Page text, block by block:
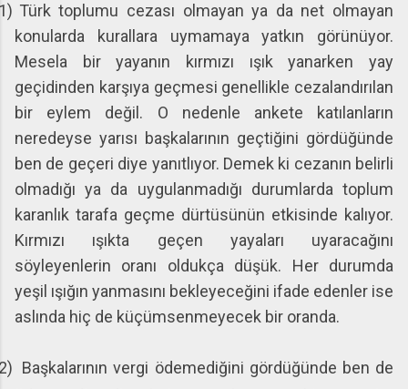
Türk toplumu cezası olmayan ya da net olmayan
konularda kurallara uymamaya yatkın görünüyor.
Mesela bir yayanın kırmızı ışık yanarken yay
geçidinden karşıya geçmesi genellikle cezalandırılan
bir eylem değil. O nedenle ankete katılanların
neredeyse yarısı başkalarının geçtiğini gördüğünde
ben de geçeri diye yanıtlıyor. Demek ki cezanın belirli
olmadığı ya da uygulanmadığı durumlarda toplum
karanlık tarafa geçme dürtüsünün etkisinde kalıyor.
Kırmızı ışıkta geçen yayaları uyaracağını
söyleyenlerin oranı oldukça düşük. Her durumda
yeşil ışığın yanmasını bekleyeceğini ifade edenler ise
aslında hiç de küçümsenmeyecek bir oranda.
Başkalarının vergi ödemediğini gördüğünde ben de